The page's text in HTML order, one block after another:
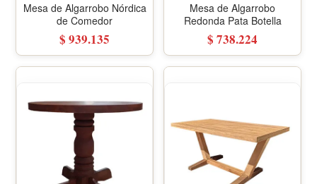
Mesa de Algarrobo Nórdica
de Comedor
$ 939.135
Mesa de Algarrobo
Redonda Pata Botella
$ 738.224